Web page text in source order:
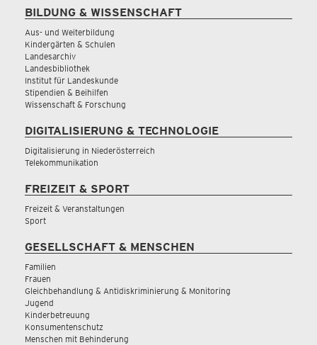
BILDUNG & WISSENSCHAFT
Aus- und Weiterbildung
Kindergärten & Schulen
Landesarchiv
Landesbibliothek
Institut für Landeskunde
Stipendien & Beihilfen
Wissenschaft & Forschung
DIGITALISIERUNG & TECHNOLOGIE
Digitalisierung in Niederösterreich
Telekommunikation
FREIZEIT & SPORT
Freizeit & Veranstaltungen
Sport
GESELLSCHAFT & MENSCHEN
Familien
Frauen
Gleichbehandlung & Antidiskriminierung & Monitoring
Jugend
Kinderbetreuung
Konsumentenschutz
Menschen mit Behinderung